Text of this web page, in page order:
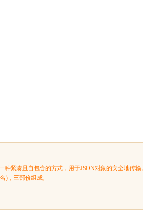
种紧凑且自包含的方式，用于JSON对象的安全地传输
)，三部份组成。